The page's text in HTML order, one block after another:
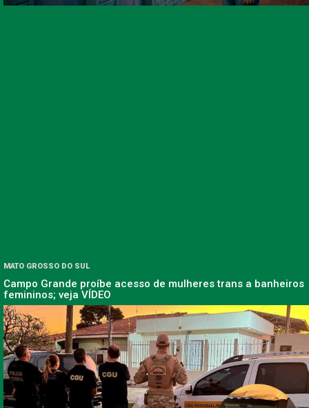
MATO GROSSO DO SUL
Campo Grande proíbe acesso de mulheres trans a banheiros
femininos; veja VÍDEO